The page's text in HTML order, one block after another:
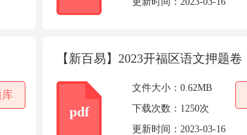
库
【新百易】2023开福区语文押题卷
pdf
文件大小： 0.62MB
下载次数： 1250次
更新时间： 2023-03-16